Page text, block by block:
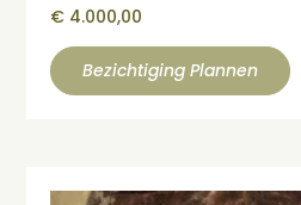
€ 4.000,00
Bezichtiging Plannen